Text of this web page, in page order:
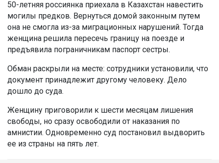
50-летняя россиянка приехала в Казахстан навестить
могилы предков. Вернуться домой законным путем
она не смогла из-за миграционных нарушений. Тогда
женщина решила пересечь границу на поезде и
предъявила пограничникам паспорт сестры.
Обман раскрыли на месте: сотрудники установили, что
документ принадлежит другому человеку. Дело
дошло до суда.
Женщину приговорили к шести месяцам лишения
свободы, но сразу освободили от наказания по
амнистии. Одновременно суд постановил выдворить
ее из страны на пять лет.